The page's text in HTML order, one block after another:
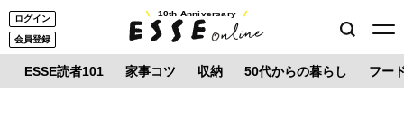
ログイン
会員登録
10th Anniversary
ESSE読者101 家事コツ 収納 50代からの暮らし フー